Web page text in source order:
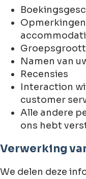
Namen van
Recensies
Interaction
customer
Alle andere
ons hebt
Verwerking
We delen deze